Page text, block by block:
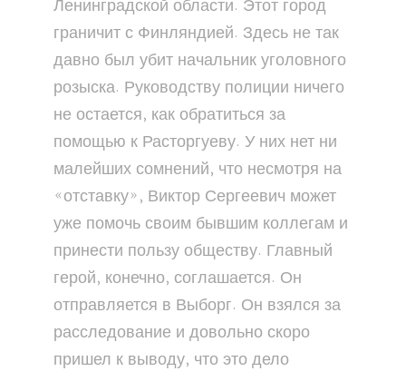
Ленинградской области. Этот город
граничит с Финляндией. Здесь не так
давно был убит начальник уголовного
розыска. Руководству полиции ничего
не остается, как обратиться за
помощью к Расторгуеву. У них нет ни
малейших сомнений, что несмотря на
«отставку», Виктор Сергеевич может
уже помочь своим бывшим коллегам и
принести пользу обществу. Главный
герой, конечно, соглашается. Он
отправляется в Выборг. Он взялся за
расследование и довольно скоро
пришел к выводу, что это дело